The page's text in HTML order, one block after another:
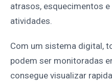
atrasos, esquecimentos
atividades.
Com um sistema digital,
podem ser monitoradas
consegue visualizar